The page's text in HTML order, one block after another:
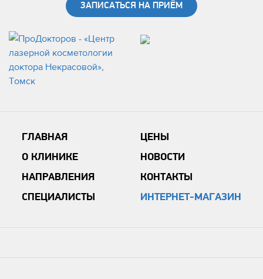
ГЛАВНАЯ
О КЛИНИКЕ
НАПРАВЛЕНИЯ
СПЕЦИАЛИСТЫ
ЦЕНЫ
НОВОСТИ
КОНТАКТЫ
ИНТЕРНЕТ-МАГАЗИН
ЗАПИСАТЬСЯ НА ПРИЁМ